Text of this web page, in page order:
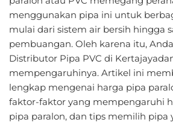
menggunakan pipa ini untuk
mulai dari sistem air bersih hingga
pembuangan. Oleh karena itu,
Distributor Pipa PVC di
mempengaruhinya. Artikel ini
lengkap mengenai harga pipa
faktor-faktor yang mempengaruhi
pipa paralon, dan tips memilih pipa